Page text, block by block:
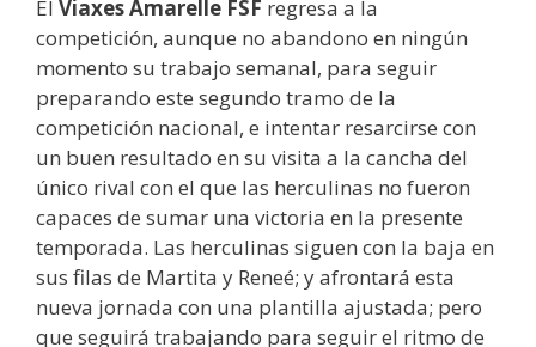
El Viaxes Amarelle FSF regresa a la
competición, aunque no abandono en ningún
momento su trabajo semanal, para seguir
preparando este segundo tramo de la
competición nacional, e intentar resarcirse con
un buen resultado en su visita a la cancha del
único rival con el que las herculinas no fueron
capaces de sumar una victoria en la presente
temporada. Las herculinas siguen con la baja en
sus filas de Martita y Reneé; y afrontará esta
nueva jornada con una plantilla ajustada; pero
que seguirá trabajando para seguir el ritmo de